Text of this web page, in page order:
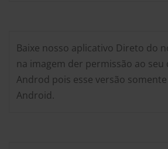
Baixe nosso aplicativo Direto do
na imagem der permissão ao seu
Androd pois esse versão
Android.